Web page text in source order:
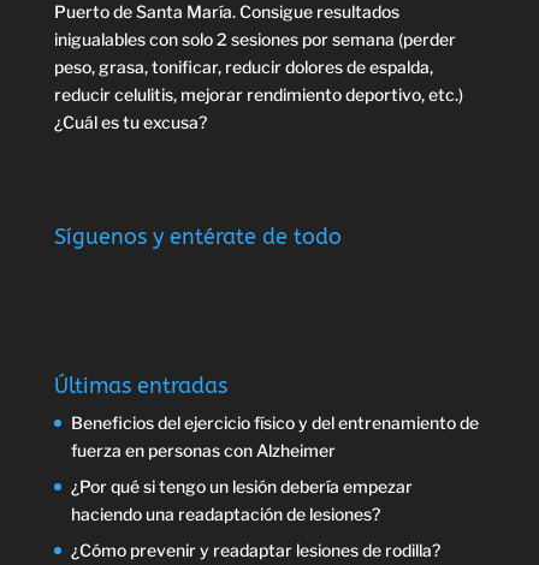
Puerto de Santa María. Consigue resultados
inigualables con solo 2 sesiones por semana (perder
peso, grasa, tonificar, reducir dolores de espalda,
reducir celulitis, mejorar rendimiento deportivo, etc.)
¿Cuál es tu excusa?
Síguenos y entérate de todo
Últimas entradas
Beneficios del ejercicio físico y del entrenamiento de
fuerza en personas con Alzheimer
¿Por qué si tengo un lesión debería empezar
haciendo una readaptación de lesiones?
¿Cómo prevenir y readaptar lesiones de rodilla?